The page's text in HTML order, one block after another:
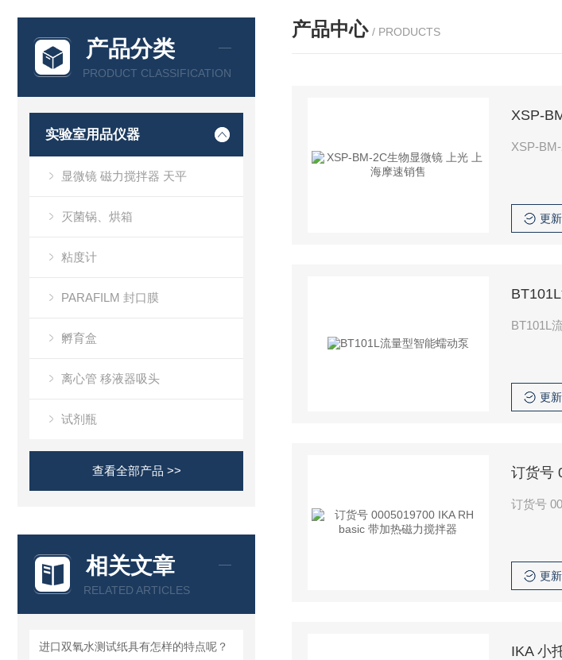
产品分类
PRODUCT CLASSIFICATION
实验室用品仪器
显微镜 磁力搅拌器 天平
灭菌锅、烘箱
粘度计
PARAFILM 封口膜
孵育盒
离心管 移液器吸头
试剂瓶
查看全部产品 >>
相关文章
RELATED ARTICLES
进口双氧水测试纸具有怎样的特点呢？
产品中心 / PRODUCTS
XSP-
XSP-
更
BT101L
更
订货号
订货号
更
IKA 小